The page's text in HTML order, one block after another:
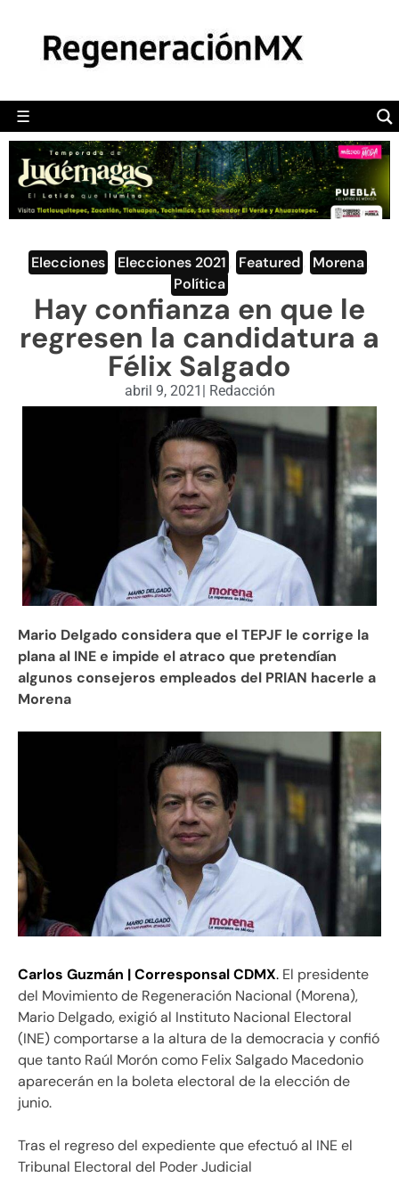
☰
POLÍTICA
CAMALEÓN
OPINIÓN
DEPORTES
ENGLISH SECTION
VIDEOS
Elecciones Elecciones 2021 Featured Morena
Política
Hay confianza en que le
regresen la candidatura a
Félix Salgado
abril 9, 2021 | Redacción
Mario Delgado considera que el TEPJF le corrige la
plana al INE e impide el atraco que pretendían
algunos consejeros empleados del PRIAN hacerle a
Morena
Carlos Guzmán | Corresponsal CDMX. El presidente
del Movimiento de Regeneración Nacional (Morena),
Mario Delgado, exigió al Instituto Nacional Electoral
(INE) comportarse a la altura de la democracia y confió
que tanto Raúl Morón como Felix Salgado Macedonio
aparecerán en la boleta electoral de la elección de
junio.
Tras el regreso del expediente que efectuó al INE el
Tribunal Electoral del Poder Judicial